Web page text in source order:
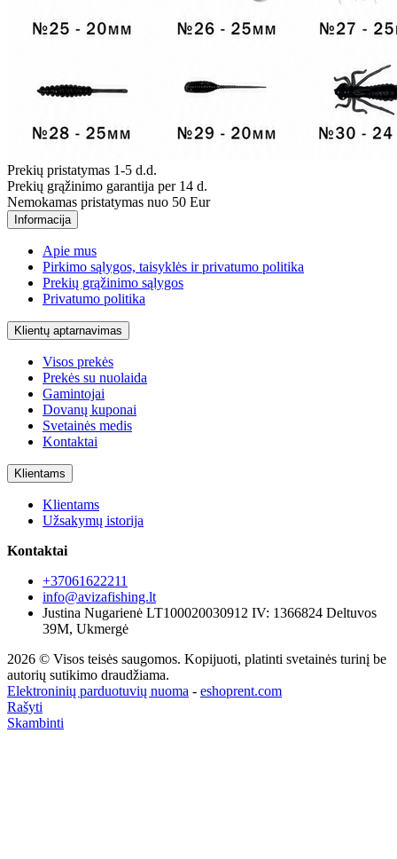
Prekių pristatymas 1-5 d.d.
Prekių grąžinimo garantija per 14 d.
Nemokamas pristatymas nuo 50 Eur
Informacija
Apie mus
Pirkimo sąlygos, taisyklės ir privatumo politika
Prekių grąžinimo sąlygos
Privatumo politika
Klientų aptarnavimas
Visos prekės
Prekės su nuolaida
Gamintojai
Dovanų kuponai
Svetainės medis
Kontaktai
Klientams
Klientams
Užsakymų istorija
Kontaktai
+37061622211
info@avizafishing.lt
Justina Nugarienė LT100020030912 IV: 1366824 Deltuvos
39M, Ukmergė
2026 © Visos teisės saugomos. Kopijuoti, platinti svetainės turinį be
autorių sutikimo draudžiama.
Elektroninių parduotuvių nuoma - eshoprent.com
Rašyti
Skambinti